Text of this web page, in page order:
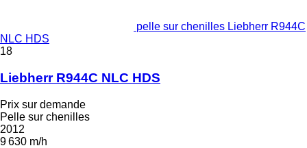
pelle sur chenilles Liebherr R944C
NLC HDS
18
Liebherr R944C NLC HDS
Prix sur demande
Pelle sur chenilles
2012
9 630 m/h